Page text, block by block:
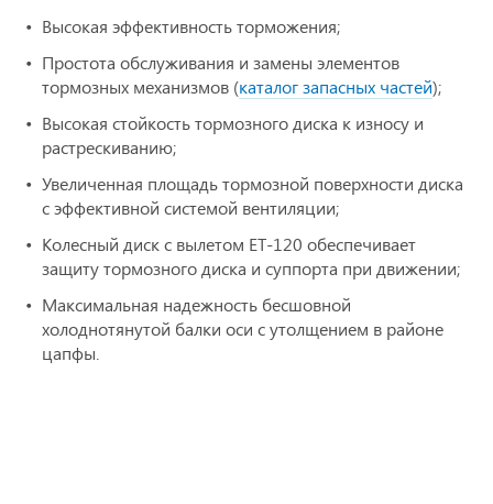
Высокая эффективность торможения;
Простота обслуживания и замены элементов
тормозных механизмов (каталог запасных частей);
Высокая стойкость тормозного диска к износу и
растрескиванию;
Увеличенная площадь тормозной поверхности диска
с эффективной системой вентиляции;
Колесный диск с вылетом ET-120 обеспечивает
защиту тормозного диска и суппорта при движении;
Максимальная надежность бесшовной
холоднотянутой балки оси с утолщением в районе
цапфы.